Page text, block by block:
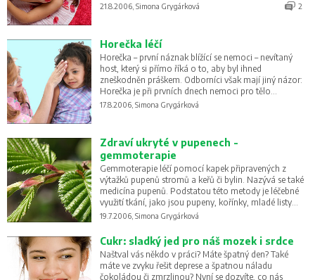
aromaterapeutických tipů!
21.8.2006, Simona Grygárková 2
Horečka léčí
Horečka – první náznak blížící se nemoci – nevítaný
host, který si přímo říká o to, aby byl ihned
zneškodněn práškem. Odborníci však mají jiný názor:
Horečka je při prvních dnech nemoci pro tělo
prospěšná a nezbytná…
17.8.2006, Simona Grygárková
Zdraví ukryté v pupenech -
gemmoterapie
Gemmoterapie léčí pomocí kapek připravených z
výtažků pupenů stromů a keřů či bylin. Nazývá se také
medicína pupenů. Podstatou této metody je léčebné
využití tkání, jako jsou pupeny, kořínky, mladé listy
nebo výhonky.
19.7.2006, Simona Grygárková
Cukr: sladký jed pro náš mozek i srdce
Naštval vás někdo v práci? Máte špatný den? Také
máte ve zvyku řešit deprese a špatnou náladu
čokoládou či zmrzlinou? Nyní se dozvíte, co nás